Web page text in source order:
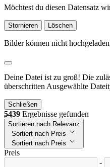
Möchtest du diesen Datensatz
Stornieren Löschen
Bilder können nicht
Deine Datei ist zu groß! Die
überschritten Ausgewählte
Schließen
5439 Ergebnisse gefunden
Sortieren nach Relevanz
Sortiert nach Preis
Sortiert nach Preis
Preis
-